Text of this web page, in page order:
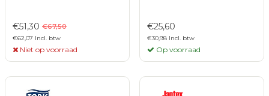
€51,30 €67,50
€62,07 Incl. btw
Niet op voorraad
€25,60
€30,98 Incl. btw
Op voorraad